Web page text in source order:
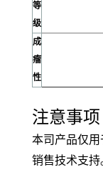
等
级
成
瘤
性
注意事项
本司产品仅
销售技术支持